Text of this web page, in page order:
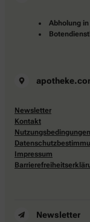
Abholung
Newsletter
Kontakt
Nutzungsbedingungen
Impressum
Newsletter